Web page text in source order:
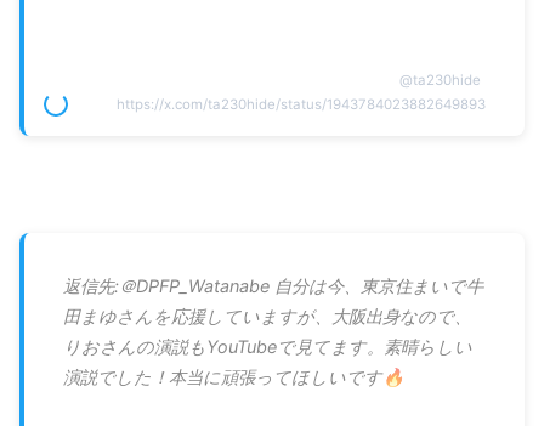
@ta230hide
https://x.com/ta230hide/status/1943784023882649893
返信先:＠DPFP_Watanabe 自分は今、東京住まいで牛
田まゆさんを応援していますが、大阪出身なので、
りおさんの演説もYouTubeで見てます。素晴らしい
演説でした！本当に頑張ってほしいです🔥